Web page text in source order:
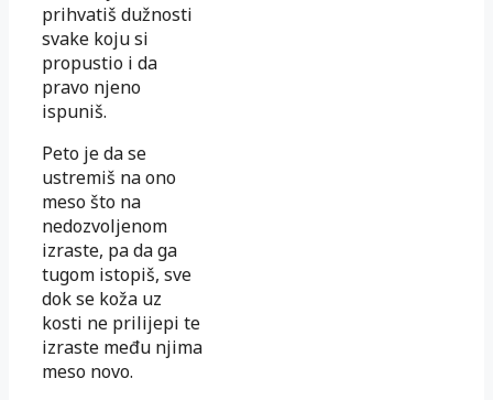
prihvatiš dužnosti
svake koju si
propustio i da
pravo njeno
ispuniš.
Peto je da se
ustremiš na ono
meso što na
nedozvoljenom
izraste, pa da ga
tugom istopiš, sve
dok se koža uz
kosti ne prilijepi te
izraste među njima
meso novo.